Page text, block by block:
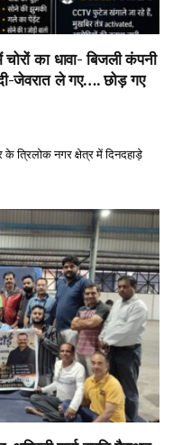
का धावा- बिजली कंपनी
जेवरात ले गए…. छोड़ गए
त्रिलोक नगर क्षेत्र में दिनदहाड़े